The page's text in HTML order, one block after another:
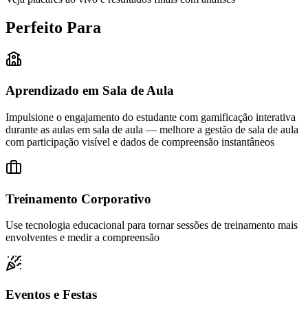
Perfeito Para
Aprendizado em Sala de Aula
Impulsione o engajamento do estudante com gamificação interativa
durante as aulas em sala de aula — melhore a gestão de sala de aula
com participação visível e dados de compreensão instantâneos
Treinamento Corporativo
Use tecnologia educacional para tornar sessões de treinamento mais
envolventes e medir a compreensão
Eventos e Festas